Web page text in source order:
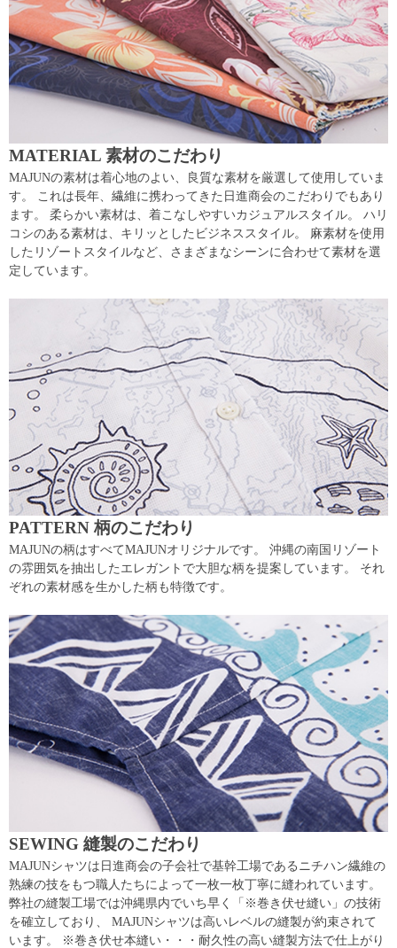
MATERIAL 素材のこだわり
MAJUNの素材は着心地のよい、良質な素材を厳選して使用していま
す。 これは長年、繊維に携わってきた日進商会のこだわりでもあり
ます。 柔らかい素材は、着こなしやすいカジュアルスタイル。 ハリ
コシのある素材は、キリッとしたビジネススタイル。 麻素材を使用
したリゾートスタイルなど、さまざまなシーンに合わせて素材を選
定しています。
PATTERN 柄のこだわり
MAJUNの柄はすべてMAJUNオリジナルです。 沖縄の南国リゾート
の雰囲気を抽出したエレガントで大胆な柄を提案しています。 それ
ぞれの素材感を生かした柄も特徴です。
SEWING 縫製のこだわり
MAJUNシャツは日進商会の子会社で基幹工場であるニチハン繊維の
熟練の技をもつ職人たちによって一枚一枚丁寧に縫われています。
弊社の縫製工場では沖縄県内でいち早く「※巻き伏せ縫い」の技術
を確立しており、 MAJUNシャツは高いレベルの縫製が約束されて
います。 ※巻き伏せ本縫い・・・耐久性の高い縫製方法で仕上がり